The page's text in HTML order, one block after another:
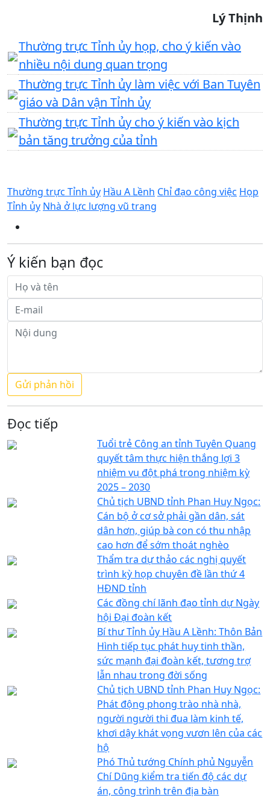
Lý Thịnh
Thường trực Tỉnh ủy họp, cho ý kiến vào
nhiều nội dung quan trọng
Thường trực Tỉnh ủy làm việc với Ban Tuyên
giáo và Dân vận Tỉnh ủy
Thường trực Tỉnh ủy cho ý kiến vào kịch
bản tăng trưởng của tỉnh
Thường trực Tỉnh ủy Hầu A Lềnh Chỉ đạo công việc Họp
Tỉnh ủy Nhà ở lực lượng vũ trang
Ý kiến bạn đọc
Đọc tiếp
Tuổi trẻ Công an tỉnh Tuyên Quang
quyết tâm thực hiện thắng lợi 3
nhiệm vụ đột phá trong nhiệm kỳ
2025 – 2030
Chủ tịch UBND tỉnh Phan Huy Ngọc:
Cán bộ ở cơ sở phải gần dân, sát
dân hơn, giúp bà con có thu nhập
cao hơn để sớm thoát nghèo
Thẩm tra dự thảo các nghị quyết
trình kỳ họp chuyên đề lần thứ 4
HĐND tỉnh
Các đồng chí lãnh đạo tỉnh dự Ngày
hội Đại đoàn kết
Bí thư Tỉnh ủy Hầu A Lềnh: Thôn Bản
Hình tiếp tục phát huy tinh thần,
sức mạnh đại đoàn kết, tương trợ
lẫn nhau trong đời sống
Chủ tịch UBND tỉnh Phan Huy Ngọc:
Phát động phong trào nhà nhà,
người người thi đua làm kinh tế,
khơi dậy khát vọng vươn lên của các
hộ
Phó Thủ tướng Chính phủ Nguyễn
Chí Dũng kiểm tra tiến độ các dự
án, công trình trên địa bàn